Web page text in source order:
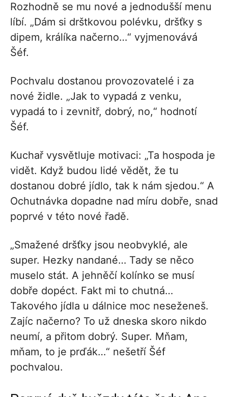
Rozhodně se mu nové a jednodušší menu
líbí. „Dám si drštkovou polévku, dršťky s
dipem, králíka načerno…“ vyjmenovává
Šéf.
Pochvalu dostanou provozovatelé i za
nové židle. „Jak to vypadá z venku,
vypadá to i zevnitř, dobrý, no,“ hodnotí
Šéf.
Kuchař vysvětluje motivaci: „Ta hospoda je
vidět. Když budou lidé vědět, že tu
dostanou dobré jídlo, tak k nám sjedou.“ A
Ochutnávka dopadne nad míru dobře, snad
poprvé v této nové řadě.
„Smažené dršťky jsou neobvyklé, ale
super. Hezky nandané… Tady se něco
muselo stát. A jehněčí kolínko se musí
dobře dopéct. Fakt mi to chutná…
Takového jídla u dálnice moc neseženeš.
Zajíc načerno? To už dneska skoro nikdo
neumí, a přitom dobrý. Super. Mňam,
mňam, to je prďák…“ nešetří Šéf
pochvalou.